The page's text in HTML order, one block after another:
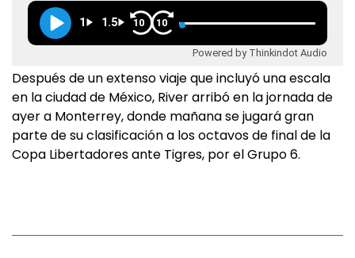
1 1.5 10 10
Powered by Thinkindot Audio
Después de un extenso viaje que incluyó una escala
en la ciudad de México, River arribó en la jornada de
ayer a Monterrey, donde mañana se jugará gran
parte de su clasificación a los octavos de final de la
Copa Libertadores ante Tigres, por el Grupo 6.